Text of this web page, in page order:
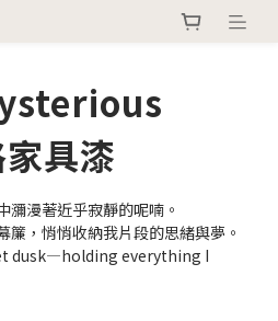
具漆
瀰漫著近乎寂靜的呢喃。
簾，悄悄收納我片段的思緒與夢。
dusk—holding everything I